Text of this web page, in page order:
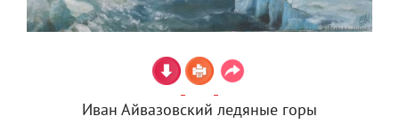
Иван Айвазовский ледяные горы